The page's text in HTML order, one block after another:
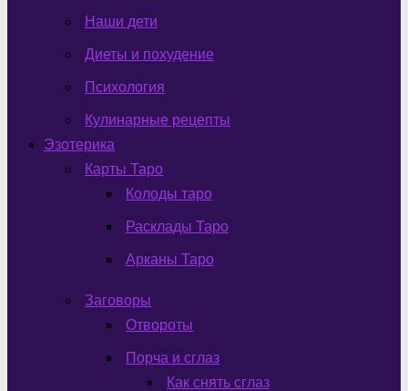
Наши дети
Диеты и похудение
Психология
Кулинарные рецепты
Эзотерика
Карты Таро
Колоды таро
Расклады Таро
Арканы Таро
Заговоры
Отвороты
Порча и сглаз
Как снять сглаз